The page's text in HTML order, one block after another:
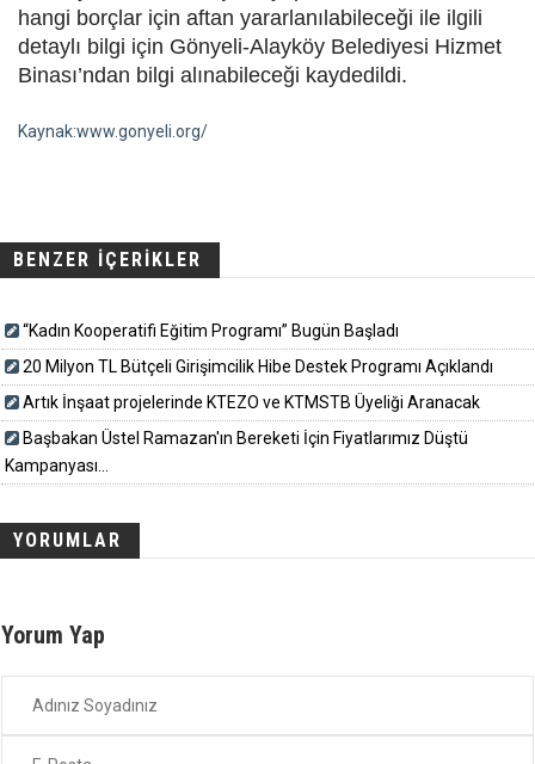
hangi borçlar için aftan yararlanılabileceği ile ilgili
detaylı bilgi için Gönyeli-Alayköy Belediyesi Hizmet
Binası’ndan bilgi alınabileceği kaydedildi.
Kaynak:www.gonyeli.org/
BENZER İÇERİKLER
“Kadın Kooperatifi Eğitim Programı” Bugün Başladı
20 Milyon TL Bütçeli Girişimcilik Hibe Destek Programı Açıklandı
Artık İnşaat projelerinde KTEZO ve KTMSTB Üyeliği Aranacak
Başbakan Üstel Ramazan'ın Bereketi İçin Fiyatlarımız Düştü
Kampanyası...
YORUMLAR
Yorum Yap